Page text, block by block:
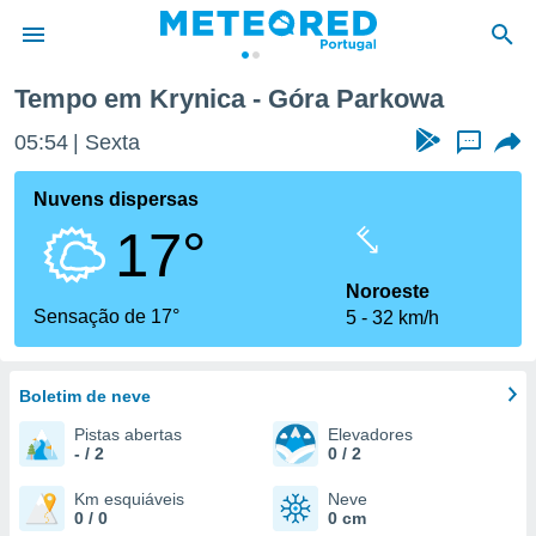
da
foi
fornecidas
a este
das
e
forma
digital
Tempo em Krynica - Góra Parkowa
05:54 Sexta ...
Nuvens dispersas
17°
Sensação de 17°
Noroeste
5
32 km/h
Boletim de neve
Pistas abertas
- / 2
Elevadores
0 / 2
Km esquiáveis
0 / 0
Neve
0 cm